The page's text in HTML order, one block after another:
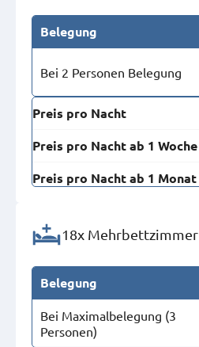
Belegung
Bei 2 Personen Belegung
Preis pro Nacht
Preis pro Nacht ab 1 Woche
Preis pro Nacht ab 1 Monat
18x Mehrbettzimmer
Belegung
Bei Maximal­belegung (3
Personen)